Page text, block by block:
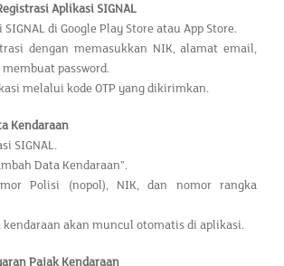
Aplikasi SIGNAL
di Google Play Store atau App Store.
dengan memasukkan NIK, alamat email,
password.
melalui kode OTP yang dikirimkan.
Kendaraan
SIGNAL.
Data Kendaraan”.
Polisi (nopol), NIK, dan nomor rangka
kendaraan akan muncul otomatis di aplikasi.
Pajak Kendaraan